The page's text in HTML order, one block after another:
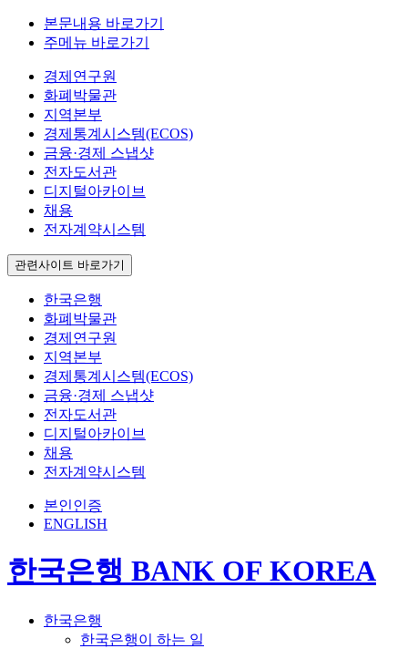
본문내용 바로가기
주메뉴 바로가기
경제연구원
화폐박물관
지역본부
경제통계시스템(ECOS)
금융·경제 스냅샷
전자도서관
디지털아카이브
채용
전자계약시스템
관련사이트 바로가기
한국은행
화폐박물관
경제연구원
지역본부
경제통계시스템(ECOS)
금융·경제 스냅샷
전자도서관
디지털아카이브
채용
전자계약시스템
본인인증
ENGLISH
한국은행 BANK OF KOREA
한국은행
한국은행이 하는 일